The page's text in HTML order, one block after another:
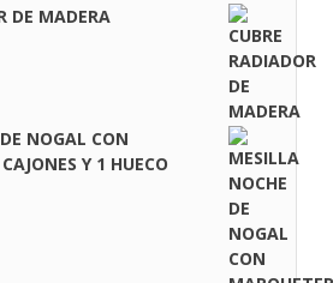
DE MADERA
NOGAL CON
Y 1 HUECO